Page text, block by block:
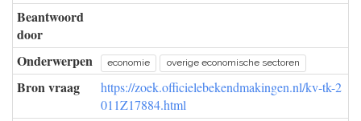
Beantwoord
door
Onderwerpen
economie overige economische sectoren
Bron vraag
https://zoek.officielebekendmakingen.nl/kv-tk-2
011Z17884.html